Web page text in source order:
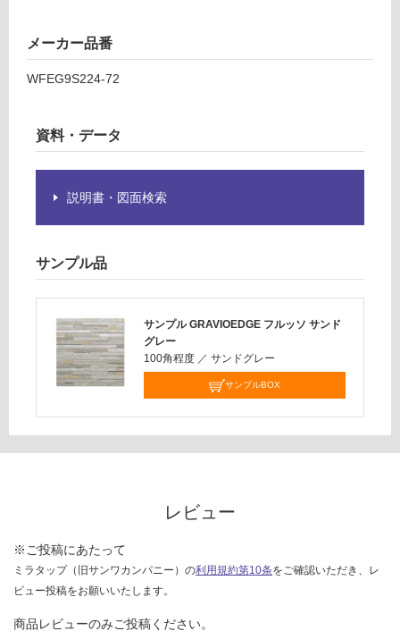
メーカー品番
WFEG9S224-72
資料・データ
説明書・図面検索
サンプル品
サンプル GRAVIOEDGE フルッソ サンド
グレー
100角程度 ／ サンドグレー
サンプルBOX
レビュー
※ご投稿にあたって
ミラタップ（旧サンワカンパニー）の利用規約第10条をご確認いただき、レ
ビュー投稿をお願いいたします。
商品レビューのみご投稿ください。